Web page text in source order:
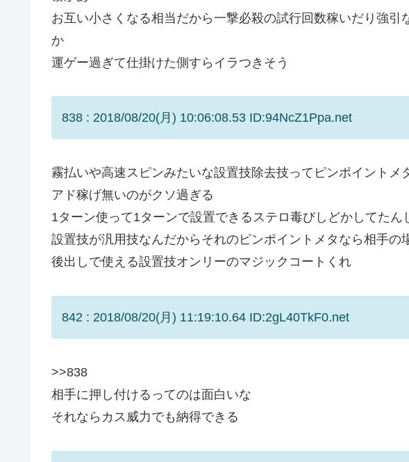
お互い小さくなる相当だから一撃必殺の試行回数稼いだり強引
か
運ゲー過ぎて仕掛けた側すらイラつきそう
838 : 2018/08/20(月) 10:06:08.53 ID:94NcZ1Ppa.net
霧払いや高速スピンみたいな設置技除去技ってピンポイントメ
アド稼げ無いのがクソ過ぎる
1ターン使って1ターンで設置できるステロ毒びしどかしてたん
設置技が汎用技なんだからそれのピンポイントメタなら相手の
後出しで使える設置技オンリーのマジックコートくれ
842 : 2018/08/20(月) 11:19:10.64 ID:2gL40TkF0.net
>>838
相手に押し付けるってのは面白いな
それならカス威力でも納得できる